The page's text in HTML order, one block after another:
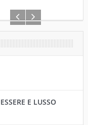
E LUSSO